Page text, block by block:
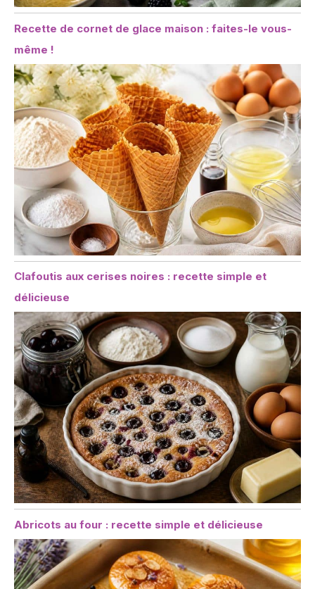
Recette de cornet de glace maison : faites-le vous-
même !
Clafoutis aux cerises noires : recette simple et
délicieuse
Abricots au four : recette simple et délicieuse